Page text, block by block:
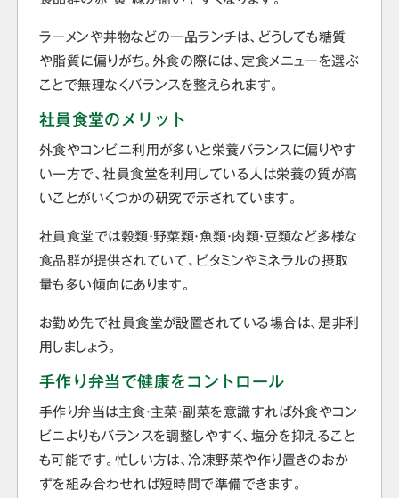
ラーメンや丼物などの一品ランチは、どうしても糖質
や脂質に偏りがち。外食の際には、定食メニューを選ぶ
ことで無理なくバランスを整えられます。
社員食堂のメリット
外食やコンビニ利用が多いと栄養バランスに偏りやす
い一方で、社員食堂を利用している人は栄養の質が高
いことがいくつかの研究で示されています。
社員食堂では穀類・野菜類・魚類・肉類・豆類など多様な
食品群が提供されていて、ビタミンやミネラルの摂取
量も多い傾向にあります。
お勤め先で社員食堂が設置されている場合は、是非利
用しましょう。
手作り弁当で健康をコントロール
手作り弁当は主食・主菜・副菜を意識すれば外食やコン
ビニよりもバランスを調整しやすく、塩分を抑えること
も可能です。忙しい方は、冷凍野菜や作り置きのおか
ずを組み合わせれば短時間で準備できます。